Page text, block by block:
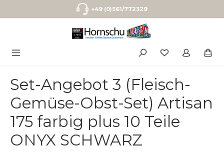
Zum Hauptinhalt springen+49 (0)561/772329
Set-Angebot 3 (Fleisch-
Gemüse-Obst-Set) Artisan
175 farbig plus 10 Teile
ONYX SCHWARZ